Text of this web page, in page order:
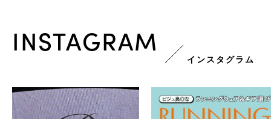
INSTAGRAM
インスタグラム